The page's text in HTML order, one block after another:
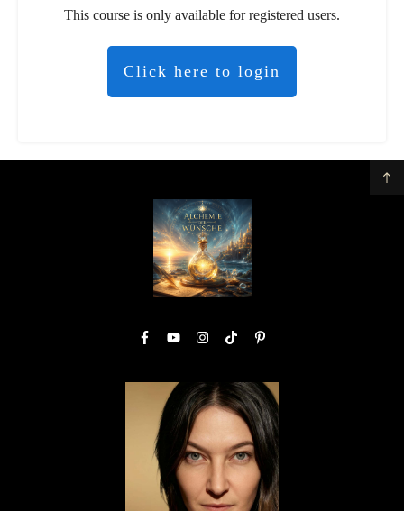
This course is only available for registered users.
Click here to login